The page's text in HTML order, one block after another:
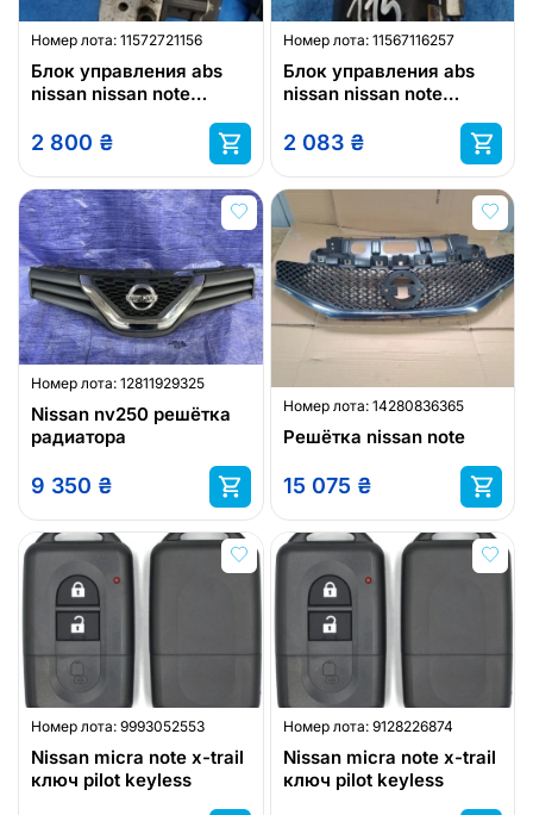
Номер лота: 11572721156
Блок управления abs
nissan nissan note
2 800 ₴
Номер лота: 11567116257
Блок управления abs
nissan nissan note
2 083 ₴
Номер лота: 12811929325
Nissan nv250 решётка
радиатора
9 350 ₴
Номер лота: 14280836365
Решётка nissan note
15 075 ₴
Номер лота: 9993052553
Nissan micra note x-trail
ключ pilot keyless
Номер лота: 9128226874
Nissan micra note x-trail
ключ pilot keyless